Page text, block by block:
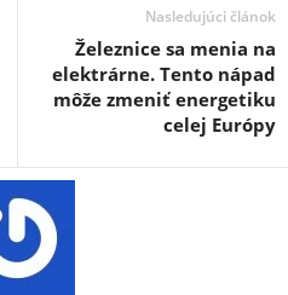
Nasledujúci článok
Železnice sa menia na
elektrárne. Tento nápad
môže zmeniť energetiku
celej Európy